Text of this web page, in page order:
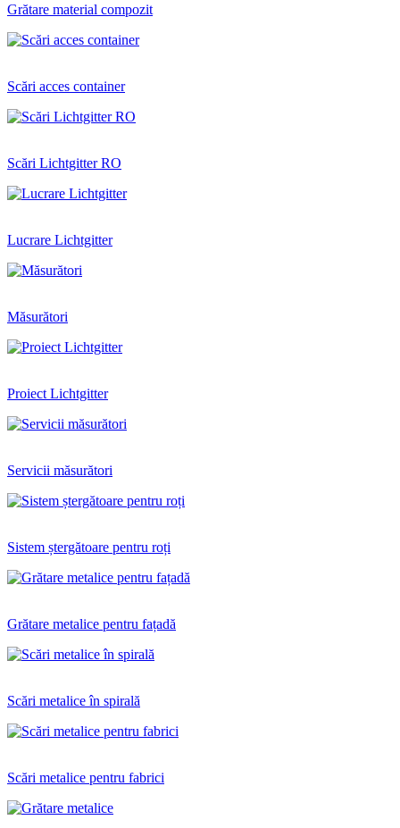
Grătare material compozit
Scări acces container
Scări Lichtgitter RO
Lucrare Lichtgitter
Măsurători
Proiect Lichtgitter
Servicii măsurători
Sistem ștergătoare pentru roți
Grătare metalice pentru fațadă
Scări metalice în spirală
Scări metalice pentru fabrici